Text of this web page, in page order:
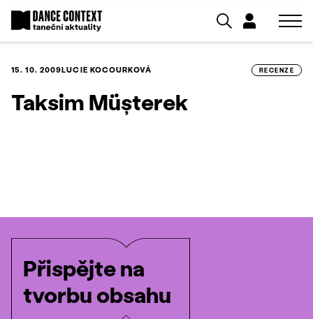
15. 10. 2009LUCIE KOCOURKOVÁ RECENZE
Taksim Müșterek
Přispějte na
tvorbu obsahu